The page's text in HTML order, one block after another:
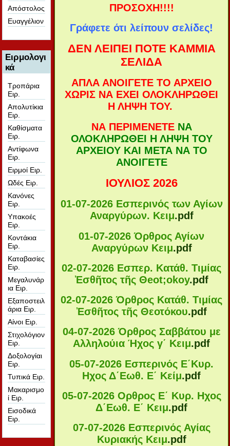
Απόστολος
Ευαγγέλιον
Ειρμολογι
κά
Τροπάρια
Ειρ.
Απολυτίκια
Ειρ.
Καθίσματα
Ειρ.
Αντίφωνα
Ειρ.
Ειρμοί Ειρ.
Ωδές Ειρ.
Κανόνες
Ειρ.
Υπακοές
Ειρ.
Κοντάκια
Ειρ.
Καταβασίες
Ειρ.
Μεγαλυνάρ
ια Ειρ.
Εξαποστειλ
άρια Ειρ.
Αίνοι Ειρ.
Στιχολόγιον
Ειρ.
Δοξολογίαι
Ειρ.
Τυπικά Ειρ.
Μακαρισμο
ί Ειρ.
Εισοδικά
Ειρ.
ΠΡΟΣΟΧΗ!!!!
Γράφετε ότι λείπουν σελίδες!
ΔΕΝ ΛΕΙΠΕΙ ΠΟΤΕ ΚΑΜΜΙΑ
ΣΕΛΙΔΑ
ΑΠΛΑ ΑΝΟΙΓΕΤΕ ΤΟ ΑΡΧΕΙΟ
ΧΩΡΙΣ ΝΑ ΕΧΕΙ ΟΛΟΚΛΗΡΩΘΕΙ
Η ΛΗΨΗ ΤΟΥ.
ΝΑ ΠΕΡΙΜΕΝΕΤΕ ΝΑ
ΟΛΟΚΛΗΡΩΘΕΙ Η ΛΗΨΗ ΤΟΥ
ΑΡΧΕΙΟΥ ΚΑΙ ΜΕΤΑ ΝΑ ΤΟ
ΑΝΟΙΓΕΤΕ
ΙΟΥΛΙΟΣ 2026
01-07-2026 Εσπερινός των Αγίων
Αναργύρων. Κειμ.pdf
01-07-2026 Όρθρος Αγίων
Αναργύρων Κειμ.pdf
02-07-2026 Εσπερ. Κατάθ. Τιμίας
Ἐσθῆτος τῆς Θeot;okoy.pdf
02-07-2026 Όρθρος Κατάθ. Τιμίας
Ἐσθῆτος τῆς Θεοτόκου.pdf
04-07-2026 Όρθρος Σαββάτου με
Αλληλούια Ήχος γ΄ Κειμ.pdf
05-07-2026 Εσπερινός Ε΄Κυρ.
Ηχος Δ΄Εωθ. Ε΄ Κείμ.pdf
05-07-2026 Ορθρος Ε΄ Κυρ. Ηχος
Δ΄Εωθ. Ε΄ Κειμ.pdf
07-07-2026 Εσπερινός Αγίας
Κυριακής Κειμ.pdf